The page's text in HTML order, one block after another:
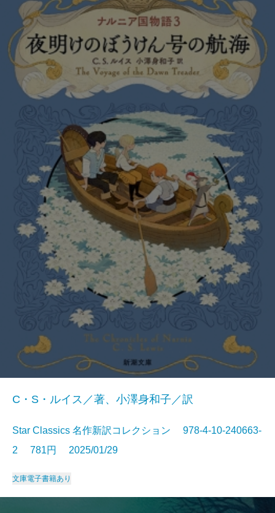
C・S・ルイス／著、小澤身和子／訳
Star Classics 名作新訳コレクション 978-4-10-240663-
2 781円 2025/01/29
文庫電子書籍あり